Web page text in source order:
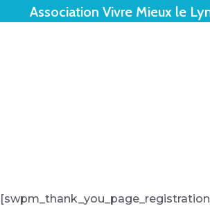
Association Vivre Mieux le